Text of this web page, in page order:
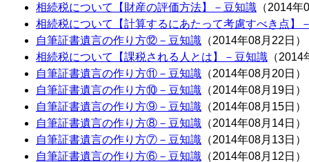
相続税について【財産の評価方法】－豆知識 （2014
相続税について【計算するにあたって考慮すべき点】
自筆証書遺言の作り方⑫－豆知識 （2014年08月22日）
相続税について【課税される人とは】－豆知識 （
自筆証書遺言の作り方⑪－豆知識 （2014年08月20日）
自筆証書遺言の作り方⑩－豆知識 （2014年08月19日）
自筆証書遺言の作り方⑨－豆知識 （2014年08月15日）
自筆証書遺言の作り方⑧－豆知識 （2014年08月14日）
自筆証書遺言の作り方⑦－豆知識 （2014年08月13日）
自筆証書遺言の作り方⑥－豆知識 （2014年08月12日）